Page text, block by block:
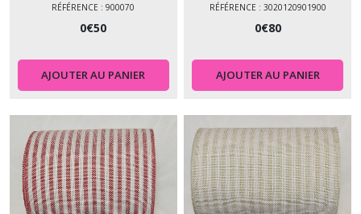
RÉFÉRENCE : 900070
0€50
AJOUTER AU PANIER
RÉFÉRENCE : 3020120901900
0€80
AJOUTER AU PANIER
les
résultats